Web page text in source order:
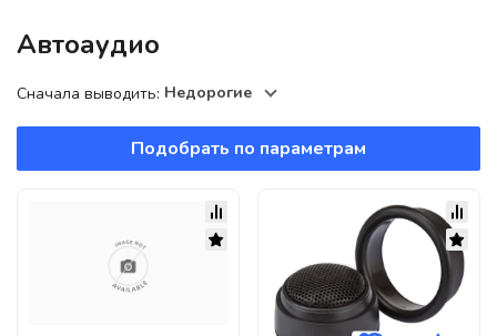
sales@viko-t.by
Контакты
220118, г. Минск, ул. Крупской, д.
17, пом. 38, оф. №1
Автоаудио
Сначала выводить: Недорогие
Подобрать по параметрам